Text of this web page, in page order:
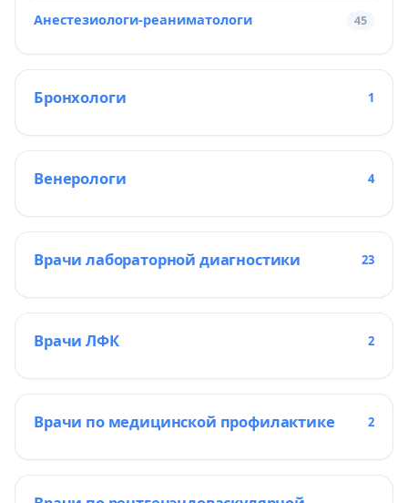
Анестезиологи-реаниматологи 45
Бронхологи 1
Венерологи 4
Врачи лабораторной диагностики 23
Врачи ЛФК 2
Врачи по медицинской профилактике 2